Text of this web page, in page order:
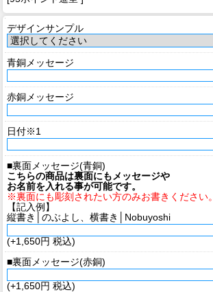
デザインサンプル
青銅メッセージ
赤銅メッセージ
日付※1
■裏面メッセージ(青銅)
こちらの商品は裏面にもメッセージや
お名前を入れる事が可能です。
※裏面にも彫刻されたい方のみお書きください。
【記入例】
縦書き│のぶよし、横書き│Nobuyoshi
(+1,650円 税込)
■裏面メッセージ(赤銅)
(+1,650円 税込)